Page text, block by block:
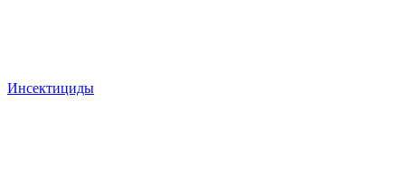
Инсектициды